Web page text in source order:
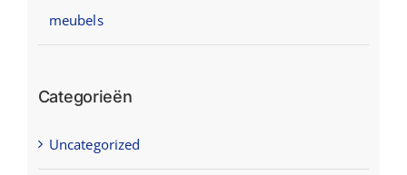
meubels
Categorieën
Uncategorized